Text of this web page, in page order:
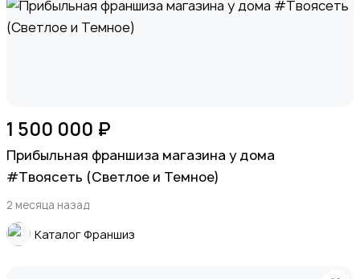
Хобби и развлечения
1 500 000 ₽
Прибыльная франшиза магазина у дома
#Твоясеть (Светлое и Темное)
2 месяца назад
Каталог Франшиз